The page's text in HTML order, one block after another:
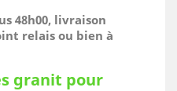
48h00, livraison
relais ou bien à
granit pour